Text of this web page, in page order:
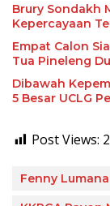
Brury Sondakh
Kepercayaan
Empat Calon
Tua Pineleng
Dibawah
5 Besar UCLG
Post Views:
Fenny